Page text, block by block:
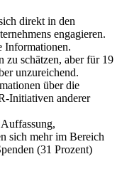
direkt in den
engagieren.
Informationen.
schätzen, aber für 19
unzureichend.
über die
Initiativen anderer
sich mehr im Bereich
(31 Prozent)